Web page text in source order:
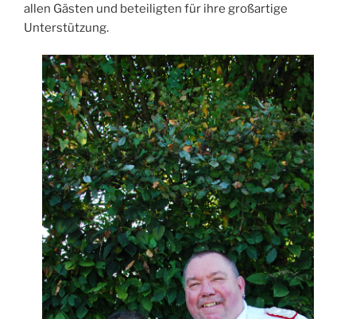
allen Gästen und beteiligten für ihre großartige
Unterstützung.